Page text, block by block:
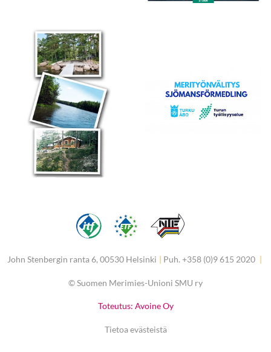
John Stenbergin ranta 6, 00530 Helsinki | Puh. +358 (0)9 615 2020 |
©Suomen Merimies-Unioni SMU ry
Toteutus: Avoine Oy
Tietoa evästeistä